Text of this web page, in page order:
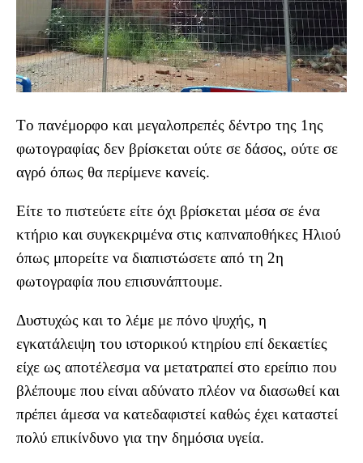
Tο πανέμορφο και μεγαλοπρεπές δέντρο της 1ης
φωτογραφίας δεν βρίσκεται ούτε σε δάσος, ούτε σε
αγρό όπως θα περίμενε κανείς.
Είτε το πιστεύετε είτε όχι βρίσκεται μέσα σε ένα
κτήριο και συγκεκριμένα στις καπναποθήκες Ηλιού
όπως μπορείτε να διαπιστώσετε από τη 2η
φωτογραφία που επισυνάπτουμε.
Δυστυχώς και το λέμε με πόνο ψυχής, η
εγκατάλειψη του ιστορικού κτηρίου επί δεκαετίες
είχε ως αποτέλεσμα να μετατραπεί στο ερείπιο που
βλέπουμε που είναι αδύνατο πλέον να διασωθεί και
πρέπει άμεσα να κατεδαφιστεί καθώς έχει καταστεί
πολύ επικίνδυνο για την δημόσια υγεία.